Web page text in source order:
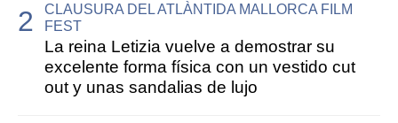
CLAUSURA DEL ATLÀNTIDA MALLORCA FILM
FEST
La reina Letizia vuelve a demostrar su
excelente forma física con un vestido cut
out y unas sandalias de lujo